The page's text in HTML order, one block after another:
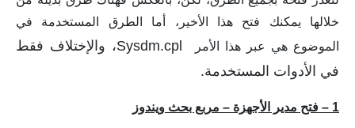
خلالها يمكنك فتح هذا الأخير، أما الطرق المستخدمة في
الموضوع هي عبر هذا الأمر
Sysdm.cpl، والإختلاف فقط
في الأدوات المستخدمة.
1 – فتح مدير الأجهزة – مربع بحث ويندوز